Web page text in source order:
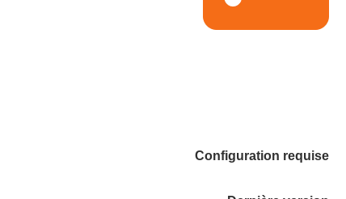
Configuration requise